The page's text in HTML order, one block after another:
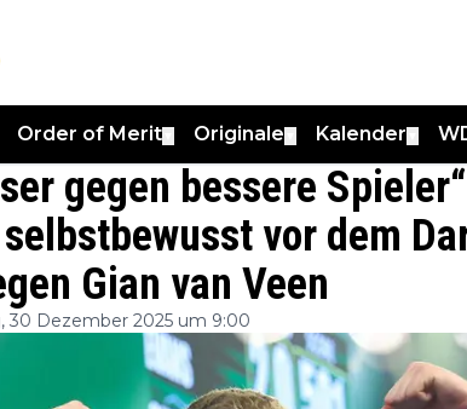
Order of Merit Originale Kalender
gegen bessere
vor dem
Gian van Veen
30 Dezember 2025 um 9:00